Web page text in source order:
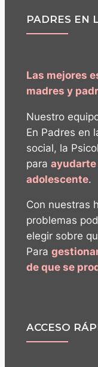
PADRES EN
Las mejores
madres y
Nuestro
En Padres en
social, la
para ayudarte
adolescente.
Con nuestras
problemas
elegir sobre
Para
de que se
ACCESO